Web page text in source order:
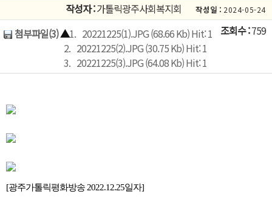
작성자 :가톨릭광주사회복지회 작성일 : 2024-05-24
조회수 :759
첨부파일(3)▲1. 20221225(1).JPG (68.66 Kb) Hit: 1
2. 20221225(2).JPG (30.75 Kb) Hit: 1
3. 20221225(3).JPG (64.08 Kb) Hit: 1
[광주가톨릭평화방송 2022.12.25일자]